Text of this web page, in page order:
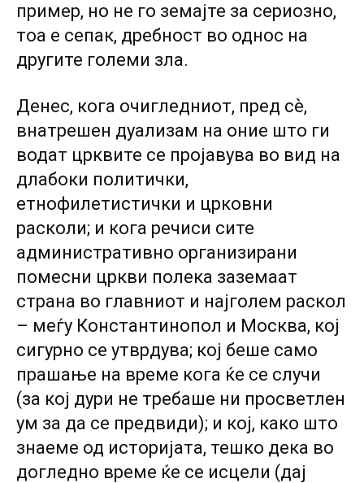
пример, но не го земајте за сериозно,
тоа е сепак, дребност во однос на
другите големи зла.
Денес, кога очигледниот, пред сѐ,
внатрешен дуализам на оние што ги
водат црквите се пројавува во вид на
длабоки политички,
етнофилетистички и црковни
расколи; и кога речиси сите
административно организирани
помесни цркви полека заземаат
страна во главниот и најголем раскол
– меѓу Константинопол и Москва, кој
сигурно се утврдува; кој беше само
прашање на време кога ќе се случи
(за кој дури не требаше ни просветлен
ум за да се предвиди); и кој, како што
знаеме од историјата, тешко дека во
догледно време ќе се исцели (дај